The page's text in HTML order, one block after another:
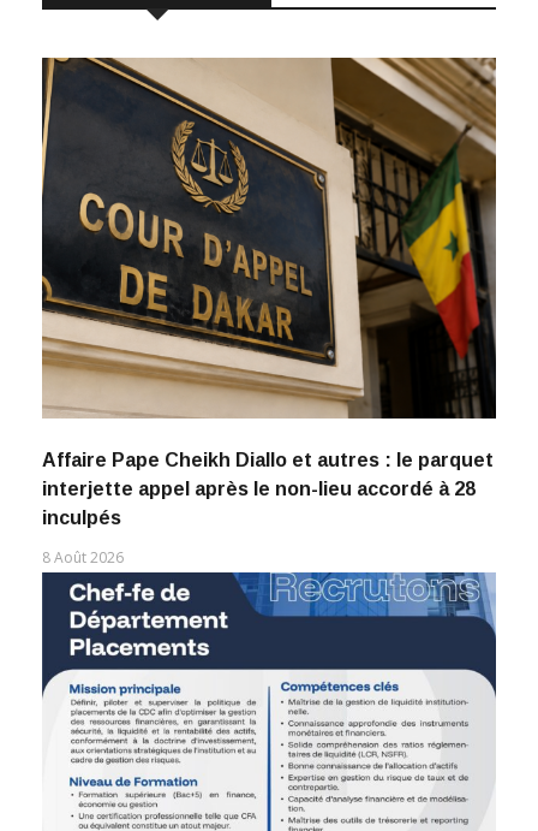
Affaire Pape Cheikh Diallo et autres : le parquet
interjette appel après le non-lieu accordé à 28
inculpés
8 Août 2026